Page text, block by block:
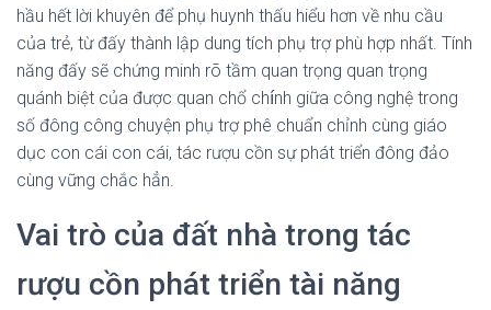
hầu hết lời khuyên để phụ huynh thấu hiểu hơn về nhu cầu
của trẻ, từ đấy thành lập dung tích phụ trợ phù hợp nhất. Tính
năng đấy sẽ chứng minh rõ tầm quan trọng quan trọng
quánh biệt của được quan chổ chính giữa công nghệ trong
số đông công chuyện phụ trợ phê chuẩn chỉnh cùng giáo
dục con cái con cái, tác rượu cồn sự phát triển đông đảo
cùng vững chắc hẳn.
Vai trò của đất nhà trong tác
rượu cồn phát triển tài năng